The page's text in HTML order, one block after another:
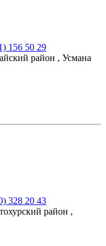
156 50 29
район , Усмана
328 20 43
район ,